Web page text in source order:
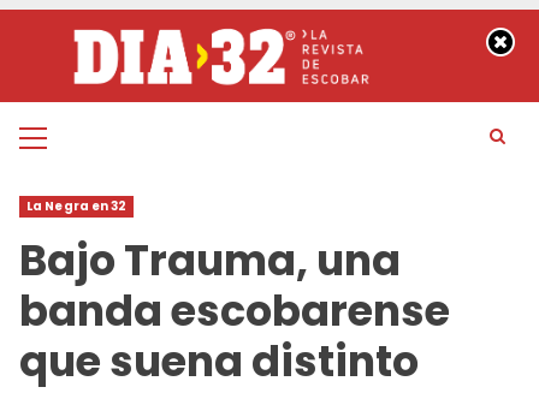
contenido
Menú
La Negra en 32
Bajo Trauma, una
banda escobarense
que suena distinto